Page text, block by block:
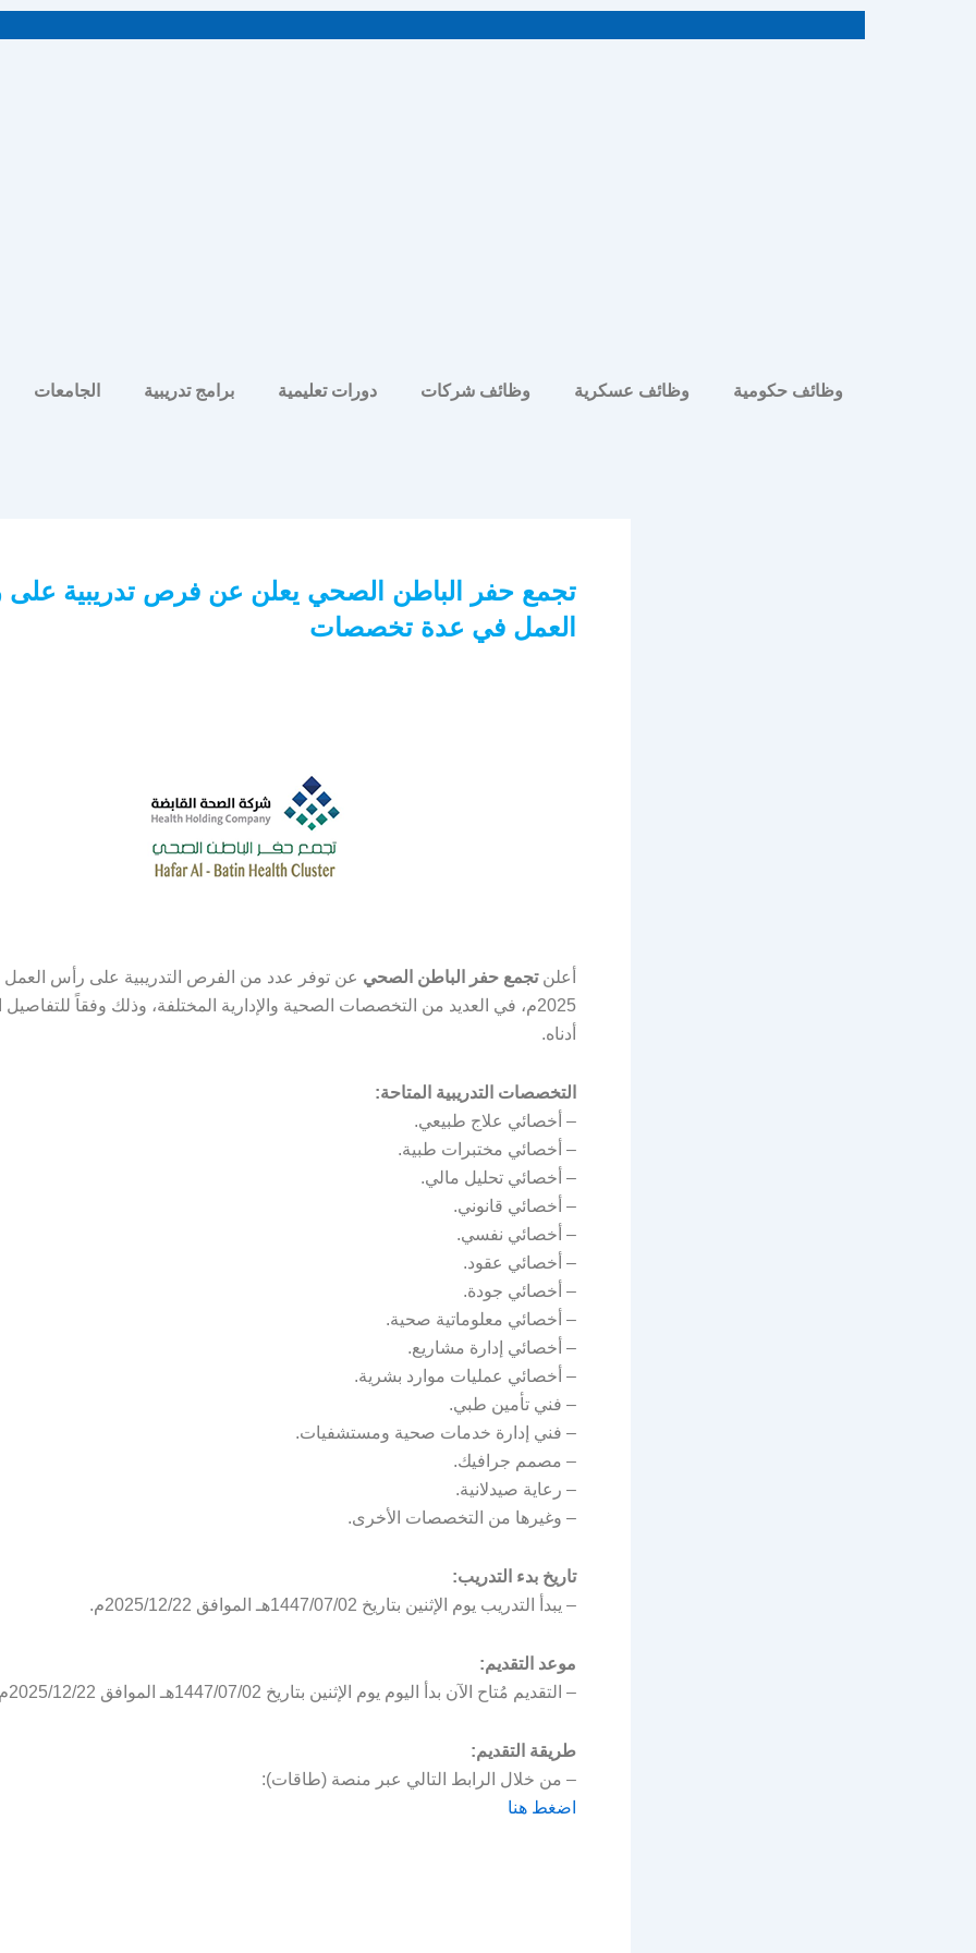
وظائف حكومية وظائف عسكرية وظائف شركات دورات تعليمية برامج تدريبية الجامعات
تجمع حفر الباطن الصحي يعلن عن فرص تدريبية
العمل في عدة تخصصات
أعلنتجمع حفر الباطن الصحي عن توفر عدد من الفرص التدريبية على رأس العمل
2025م، في العديد من التخصصات الصحية والإدارية المختلفة، وذلك وفقاً
أدناه.
التخصصات التدريبية المتاحة:
– أخصائي علاج طبيعي.
– أخصائي مختبرات طبية.
– أخصائي تحليل مالي.
– أخصائي قانوني.
– أخصائي نفسي.
– أخصائي عقود.
– أخصائي جودة.
– أخصائي معلوماتية صحية.
– أخصائي إدارة مشاريع.
– أخصائي عمليات موارد بشرية.
– فني تأمين طبي.
– فني إدارة خدمات صحية ومستشفيات.
– مصمم جرافيك.
– رعاية صيدلانية.
– وغيرها من التخصصات الأخرى.
تاريخ بدء التدريب:
– يبدأ التدريب يوم الإثنين بتاريخ 1447/07/02هـ الموافق 2025/12/22م.
موعد التقديم:
– التقديم مُتاح الآن بدأ اليوم يوم الإثنين بتاريخ 1447/07/02هـ الموافق 2025/12/22م
طريقة التقديم:
– من خلال الرابط التالي عبر منصة (طاقات):
اضغط هنا